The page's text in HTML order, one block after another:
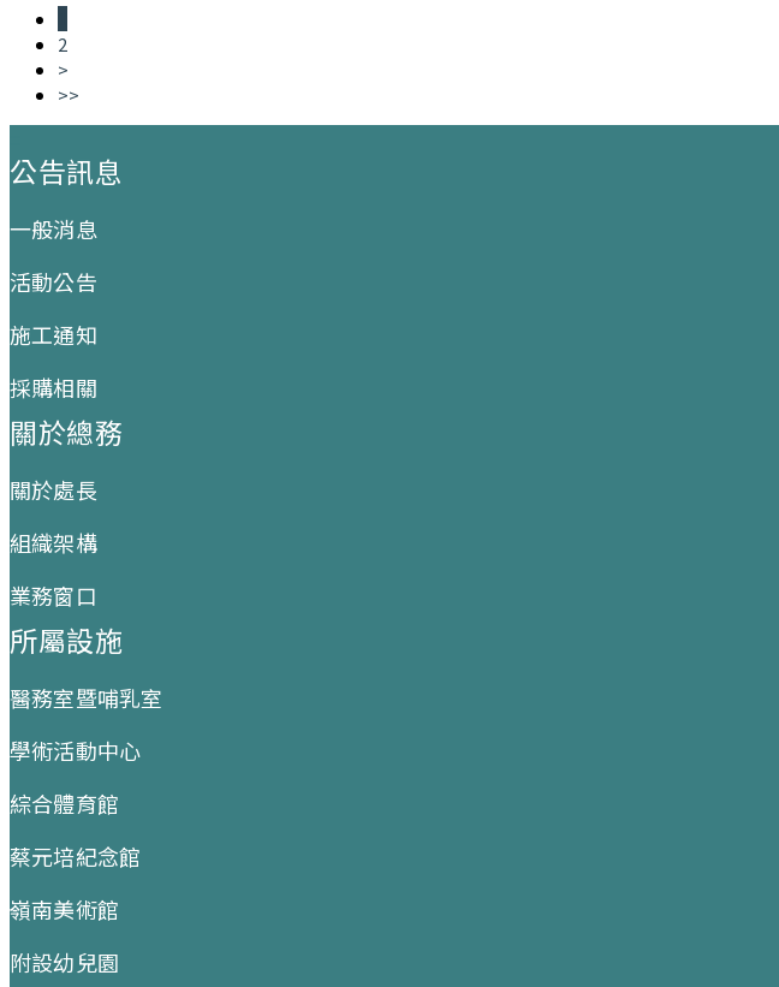
2
>
>>
公告訊息
一般消息
活動公告
施工通知
採購相關
關於總務
關於處長
組織架構
業務窗口
所屬設施
醫務室暨哺乳室
學術活動中心
綜合體育館
蔡元培紀念館
嶺南美術館
附設幼兒園